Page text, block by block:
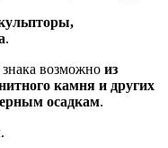
.
возможно из
камня и других
осадкам.
.